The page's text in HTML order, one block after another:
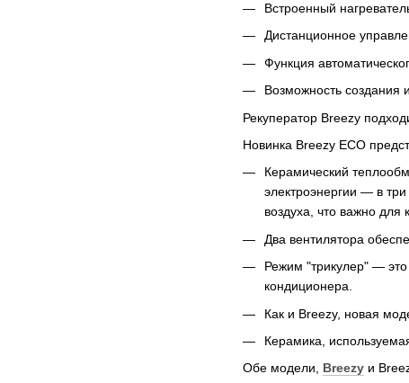
Встроенный
Дистанционное
Функция
Возможность создания
Рекуператор Breezy
Новинка Breezy ECO
Керамический
электроэнергии — в
воздуха, что важно
Два вентилятора
Режим "трикулер" —
кондиционера.
Как и Breezy, новая
Керамика,
Обе модели, Breezy и